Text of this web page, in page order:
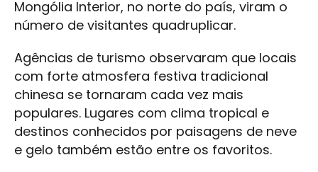
Mongólia Interior, no norte do país, viram o
número de visitantes quadruplicar.
Agências de turismo observaram que locais
com forte atmosfera festiva tradicional
chinesa se tornaram cada vez mais
populares. Lugares com clima tropical e
destinos conhecidos por paisagens de neve
e gelo também estão entre os favoritos.